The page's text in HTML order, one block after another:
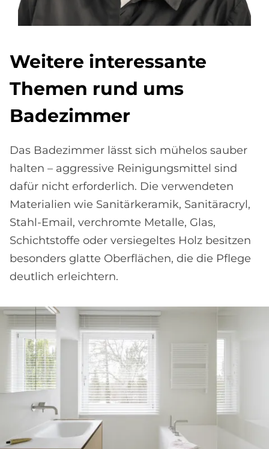
Weitere interessante
Themen rund ums
Badezimmer
Das Badezimmer lässt sich mühelos sauber
halten – aggressive Reinigungsmittel sind
dafür nicht erforderlich. Die verwendeten
Materialien wie Sanitärkeramik, Sanitäracryl,
Stahl-Email, verchromte Metalle, Glas,
Schichtstoffe oder versiegeltes Holz besitzen
besonders glatte Oberflächen, die die Pflege
deutlich erleichtern.